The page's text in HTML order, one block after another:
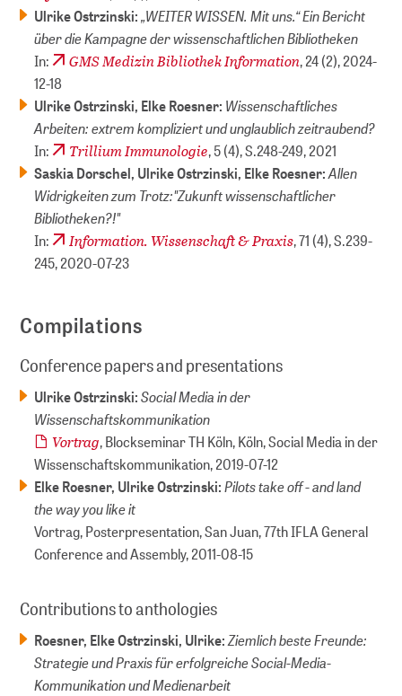
Ulrike Ostrzinski:„WEITER WISSEN. Mit uns.“ Ein Bericht
über die Kampagne der wissenschaftlichen Bibliotheken
In: GMS Medizin Bibliothek Information, 24 (2),2024-
12-18
Ulrike Ostrzinski, Elke Roesner: Wissenschaftliches
Arbeiten: extrem kompliziert und unglaublich zeitraubend?
In: Trillium Immunologie, 5 (4), S.248-249,2021
Saskia Dorschel, Ulrike Ostrzinski, Elke Roesner:Allen
Widrigkeiten zum Trotz:"Zukunft wissenschaftlicher
Bibliotheken?!"
In: Information. Wissenschaft & Praxis, 71 (4), S.239-
245,2020-07-23
Compilations
Conference papers and presentations
Ulrike Ostrzinski:Social Media in der
Wissenschaftskommunikation
Vortrag, Blockseminar TH Köln, Köln, Social Media in der
Wissenschaftskommunikation,2019-07-12
Elke Roesner, Ulrike Ostrzinski:Pilots take off - and land
the way you like it
Vortrag, Posterpresentation, San Juan, 77th IFLA General
Conference and Assembly,2011-08-15
Contributions to anthologies
Roesner, Elke Ostrzinski, Ulrike:Ziemlich beste Freunde:
Strategie und Praxis für erfolgreiche Social-Media-
Kommunikation und Medienarbeit